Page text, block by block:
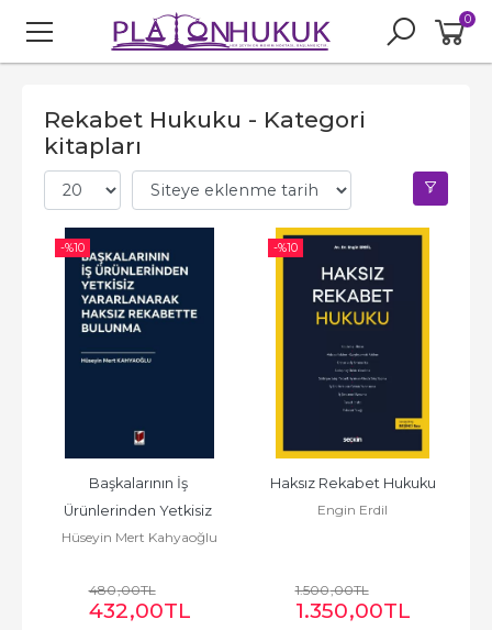
0
Rekabet Hukuku - Kategori
kitapları
-%10
Başkalarının İş
Ürünlerinden Yetkisiz
Yararlanarak Haksız
Hüseyin Mert Kahyaoğlu
480,00TL
432,00TL
-%10
Haksız Rekabet Hukuku
Engin Erdil
1.500,00TL
1.350,00TL